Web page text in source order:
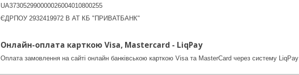
UA373052990000026004010800255
ЄДРПОУ 2932419972 В АТ КБ "ПРИВАТБАНК"
Онлайн-оплата карткою Visa, Mastercard - LiqPay
Оплата замовлення на сайті онлайн банківською карткою Visa та MasterCard через систему LiqPay